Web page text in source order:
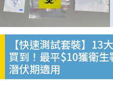
【快速測試套裝】13
買到！最平$10獲衛
潛伏期適用